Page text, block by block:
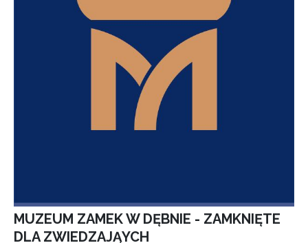
MUZEUM ZAMEK W DĘBNIE - ZAMKNIĘTE
DLA ZWIEDZAJĄYCH